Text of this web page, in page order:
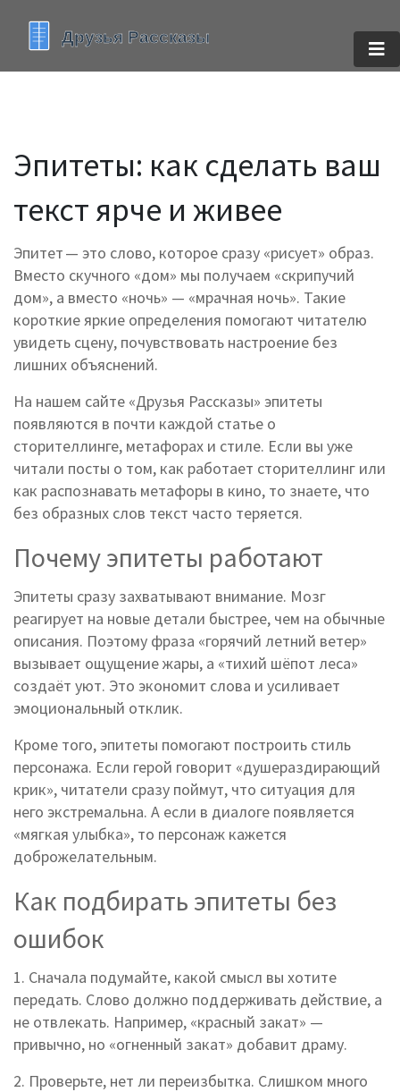
Эпитеты: как сделать ваш
текст ярче и живее
Эпитет — это слово, которое сразу «рисует» образ.
Вместо скучного «дом» мы получаем «скрипучий
дом», а вместо «ночь» — «мрачная ночь». Такие
короткие яркие определения помогают читателю
увидеть сцену, почувствовать настроение без
лишних объяснений.
На нашем сайте «Друзья Рассказы» эпитеты
появляются в почти каждой статье о
сторителлинге, метафорах и стиле. Если вы уже
читали посты о том, как работает сторителлинг или
как распознавать метафоры в кино, то знаете, что
без образных слов текст часто теряется.
Почему эпитеты работают
Эпитеты сразу захватывают внимание. Мозг
реагирует на новые детали быстрее, чем на обычные
описания. Поэтому фраза «горячий летний ветер»
вызывает ощущение жары, а «тихий шёпот леса»
создаёт уют. Это экономит слова и усиливает
эмоциональный отклик.
Кроме того, эпитеты помогают построить стиль
персонажа. Если герой говорит «душераздирающий
крик», читатели сразу поймут, что ситуация для
него экстремальна. А если в диалоге появляется
«мягкая улыбка», то персонаж кажется
доброжелательным.
Как подбирать эпитеты без
ошибок
1. Сначала подумайте, какой смысл вы хотите
передать. Слово должно поддерживать действие, а
не отвлекать. Например, «красный закат» —
привычно, но «огненный закат» добавит драму.
2. Проверьте, нет ли переизбытка. Слишком много